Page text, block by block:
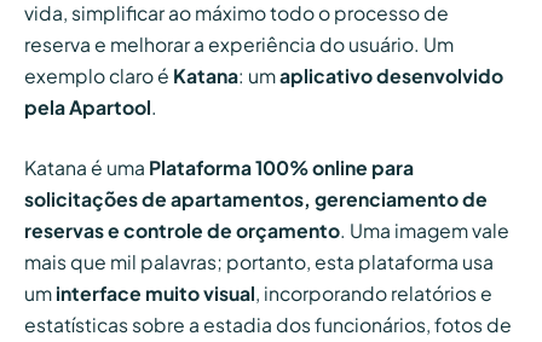
vida, simplificar ao máximo todo o processo de
reserva e melhorar a experiência do usuário. Um
exemplo claro é Katana: umaplicativo desenvolvido
pela Apartool.
Katana é uma Plataforma 100% online para
solicitações de apartamentos, gerenciamento de
reservas e controle de orçamento. Uma imagem vale
mais que mil palavras; portanto, esta plataforma usa
um interface muito visual , incorporando relatórios e
estatísticas sobre a estadia dos funcionários, fotos de